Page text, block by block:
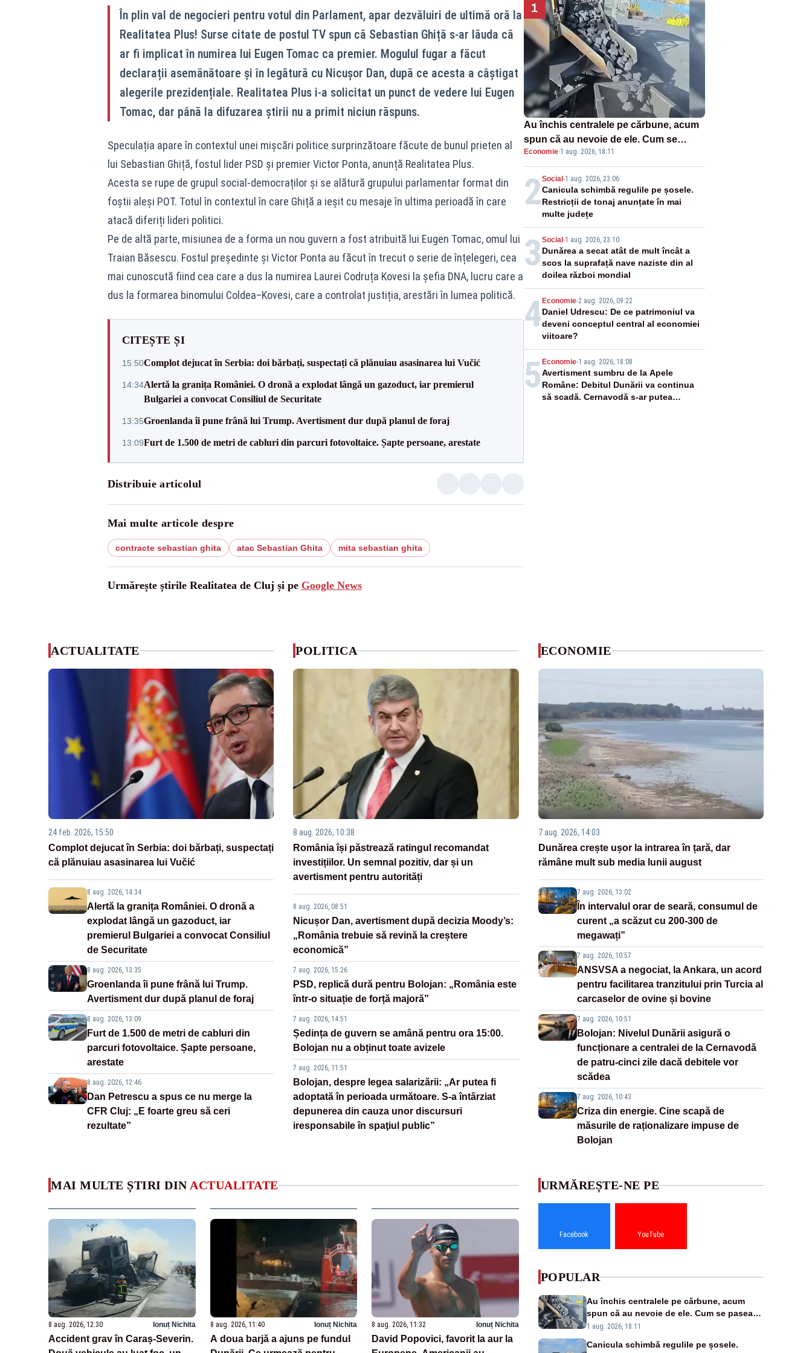
În plin val de negocieri pentru votul din Parlament, apar dezvăluiri de ultimă oră la
Realitatea Plus! Surse citate de postul TV spun că Sebastian Ghiță s-ar lăuda că
ar fi implicat în numirea lui Eugen Tomac ca premier. Mogulul fugar a făcut
declarații asemănătoare și în legătură cu Nicușor Dan, după ce acesta a câștigat
alegerile prezidențiale. Realitatea Plus i-a solicitat un punct de vedere lui Eugen
Tomac, dar până la difuzarea știrii nu a primit niciun răspuns.
Speculația apare în contextul unei mișcări politice surprinzătoare făcute de bunul prieten al
lui Sebastian Ghiță, fostul lider PSD și premier Victor Ponta, anunță Realitatea Plus.
Acesta se rupe de grupul social-democraților și se alătură grupului parlamentar format din
foștii aleși POT. Totul în contextul în care Ghiță a ieșit cu mesaje în ultima perioadă în care
atacă diferiți lideri politici.
Pe de altă parte, misiunea de a forma un nou guvern a fost atribuită lui Eugen Tomac, omul lui
Traian Băsescu. Fostul președinte și Victor Ponta au făcut în trecut o serie de înțelegeri, cea
mai cunoscută fiind cea care a dus la numirea Laurei Codruța Kovesi la șefia DNA, lucru care a
dus la formarea binomului Coldea–Kovesi, care a controlat justiția, arestări în lumea politică.
CITEȘTE ȘI
15:50Complot dejucat în Serbia: doi bărbați, suspectați că plănuiau asasinarea lui Vučić
14:34Alertă la granița României. O dronă a explodat lângă un gazoduct, iar premierul
Bulgariei a convocat Consiliul de Securitate
13:35Groenlanda îi pune frână lui Trump. Avertisment dur după planul de foraj
13:09Furt de 1.500 de metri de cabluri din parcuri fotovoltaice. Șapte persoane, arestate
Distribuie articolul
Mai multe articole despre
contracte sebastian ghita atac Sebastian Ghita mita sebastian ghita
Urmărește știrile Realitatea de Cluj și pe Google News
1
Au închis centralele pe cărbune, acum
spun că au nevoie de ele. Cum se
pasează vina în plină criză energetică
Economie·1 aug. 2026, 18:11
2Social -1 aug. 2026, 23:06
Canicula schimbă regulile pe șosele.
Restricții de tonaj anunțate în mai
multe județe
3 Social -1 aug. 2026, 23:10
Dunărea a secat atât de mult încât a
scos la suprafață nave naziste din al
doilea război mondial
4 Economie-2 aug. 2026, 09:22
Daniel Udrescu: De ce patrimoniul va
deveni conceptul central al economiei
viitoare?
5 Economie-1 aug. 2026, 18:08
Avertisment sumbru de la Apele
Române: Debitul Dunării va continua
să scadă. Cernavodă s-ar putea
ACTUALITATE
24 feb. 2026, 15:50
Complot dejucat în Serbia: doi bărbați, suspectați
că plănuiau asasinarea lui Vučić
8 aug. 2026, 14:34
Alertă la granița României. O dronă a
explodat lângă un gazoduct, iar
premierul Bulgariei a convocat Consiliul
de Securitate
8 aug. 2026, 13:35
Groenlanda îi pune frână lui Trump.
Avertisment dur după planul de foraj
8 aug. 2026, 13:09
Furt de 1.500 de metri de cabluri din
parcuri fotovoltaice. Șapte persoane,
arestate
8 aug. 2026, 12:46
Dan Petrescu a spus ce nu merge la
CFR Cluj: „E foarte greu să ceri
rezultate”
POLITICA
8 aug. 2026, 10:38
România își păstrează ratingul recomandat
investițiilor. Un semnal pozitiv, dar și un
avertisment pentru autorități
8 aug. 2026, 08:51
Nicușor Dan, avertisment după decizia Moody’s:
„România trebuie să revină la creștere
economică”
7 aug. 2026, 15:26
PSD, replică dură pentru Bolojan: „România este
într-o situație de forță majoră”
7 aug. 2026, 14:51
Ședința de guvern se amână pentru ora 15:00.
Bolojan nu a obținut toate avizele
7 aug. 2026, 11:51
Bolojan, despre legea salarizării: „Ar putea fi
adoptată în perioada următoare. S-a întârziat
depunerea din cauza unor discursuri
iresponsabile în spaţiul public”
ECONOMIE
7 aug. 2026, 14:03
Dunărea crește ușor la intrarea în țară, dar
rămâne mult sub media lunii august
7 aug. 2026, 13:02
În intervalul orar de seară, consumul de
curent „a scăzut cu 200-300 de
megawați”
7 aug. 2026, 10:57
ANSVSA a negociat, la Ankara, un acord
pentru facilitarea tranzitului prin Turcia al
carcaselor de ovine și bovine
7 aug. 2026, 10:51
Bolojan: Nivelul Dunării asigură o
funcționare a centralei de la Cernavodă
de patru-cinci zile dacă debitele vor
scădea
7 aug. 2026, 10:43
Criza din energie. Cine scapă de
măsurile de raționalizare impuse de
Bolojan
MAI MULTE ȘTIRI DIN ACTUALITATE
8 aug. 2026, 12:30 Ionuț Nichita
Accident grav în Caraș-Severin.
8 aug. 2026, 11:40 Ionuț Nichita
A doua barjă a ajuns pe fundul
8 aug. 2026, 11:32 Ionuț Nichita
David Popovici, favorit la aur la
URMĂREȘTE-NE PE
Facebook YouTube
POPULAR
Au închis centralele pe cărbune, acum
spun că au nevoie de ele. Cum se pasează
vina în plină criză energetică
1 aug. 2026, 18:11
Canicula schimbă regulile pe șosele.